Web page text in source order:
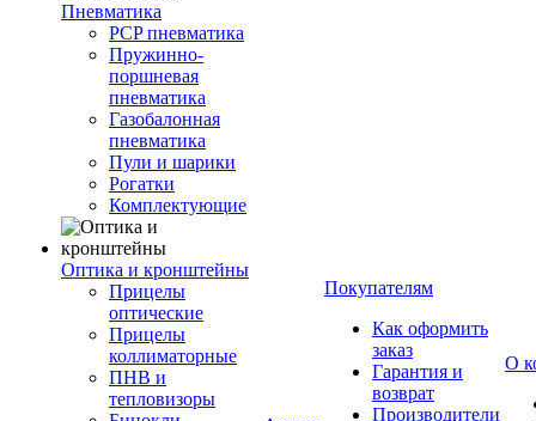
Пневматика
PCP пневматика
Пружинно-
поршневая
пневматика
Газобалонная
пневматика
Пули и шарики
Рогатки
Комплектующие
Оптика и кронштейны
Прицелы
оптические
Прицелы
коллиматорные
ПНВ и
тепловизоры
Покупателям
Как оформить
заказ
Гарантия и
возврат
Производители
О